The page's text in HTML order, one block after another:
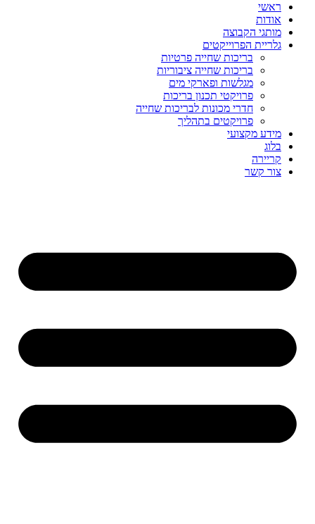
ראשי
אודות
מותגי הקבוצה
גלריית הפרוייקטים
בריכות שחייה פרטיות
בריכות שחייה ציבוריות
מגלשות ופארקי מים
פרויקטי תכנון בריכות
חדרי מכונות לבריכות שחייה
פרויקטים בתהליך
מידע מקצועי
בלוג
קריירה
צור קשר